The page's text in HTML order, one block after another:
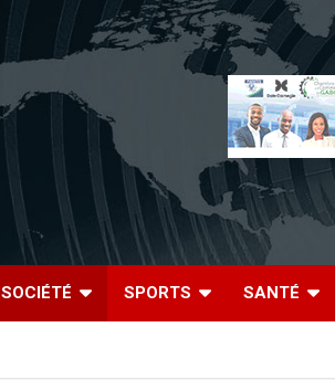
SOCIÉTÉ SPORTS SANTÉ